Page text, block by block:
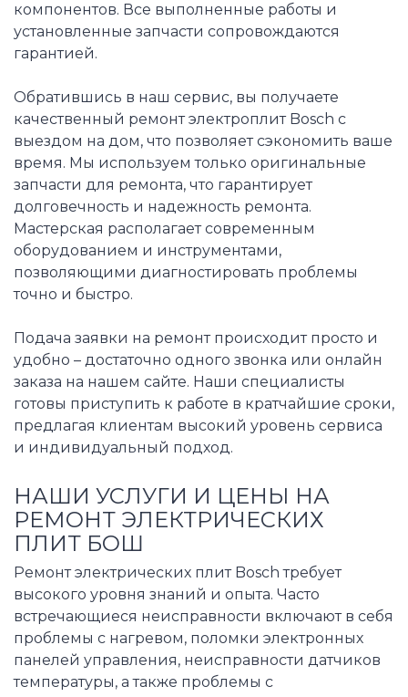
компонентов. Все выполненные работы и
установленные запчасти сопровождаются
гарантией.
Обратившись в наш сервис, вы получаете
качественный ремонт электроплит Bosch с
выездом на дом, что позволяет сэкономить ваше
время. Мы используем только оригинальные
запчасти для ремонта, что гарантирует
долговечность и надежность ремонта.
Мастерская располагает современным
оборудованием и инструментами,
позволяющими диагностировать проблемы
точно и быстро.
Подача заявки на ремонт происходит просто и
удобно – достаточно одного звонка или онлайн
заказа на нашем сайте. Наши специалисты
готовы приступить к работе в кратчайшие сроки,
предлагая клиентам высокий уровень сервиса
и индивидуальный подход.
НАШИ УСЛУГИ И ЦЕНЫ НА
РЕМОНТ ЭЛЕКТРИЧЕСКИХ
ПЛИТ БОШ
Ремонт электрических плит Bosch требует
высокого уровня знаний и опыта. Часто
встречающиеся неисправности включают в себя
проблемы с нагревом, поломки электронных
панелей управления, неисправности датчиков
температуры, а также проблемы с